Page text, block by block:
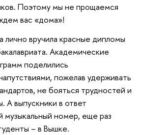
Поэтому мы не прощаемся
вас «дома»!
лично вручила красные дипломы
Академические
поделились
пожелав удерживать
не бояться трудностей и
А выпускники в ответ
музыкальный номер, еще раз
– в Вышке.